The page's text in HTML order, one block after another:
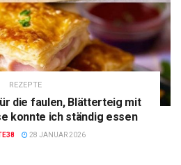
REZEPTE
die faulen, Blätterteig mit
konnte ich ständig essen
28 JANUAR 2026